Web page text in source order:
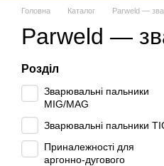
Головна Каталог Parweld —
Parweld —
Розділ
Зварювальні пальники
MIG/MAG
Зварювальні пальники
Приналежності для
аргонно-дугового